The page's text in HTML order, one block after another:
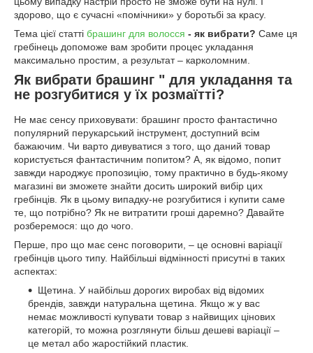
здорово, що є сучасні «помічники» у боротьбі за красу.
Тема цієї статті брашинг для волосся - як вибрати? Саме ця
гребінець допоможе вам зробити процес укладання
максимально простим, а результат – карколомним.
Як вибрати брашинг " для укладання та
не розгубитися у їх розмаїтті?
Не має сенсу приховувати: брашинг просто фантастично
популярний перукарський інструмент, доступний всім
бажаючим. Чи варто дивуватися з того, що даний товар
користується фантастичним попитом? А, як відомо, попит
завжди народжує пропозицію, тому практично в будь-якому
магазині ви зможете знайти досить широкий вибір цих
гребінців. Як в цьому випадку-не розгубитися і купити саме
те, що потрібно? Як не витратити гроші даремно? Давайте
розберемося: що до чого.
Перше, про що має сенс поговорити, – це основні варіації
гребінців цього типу. Найбільші відмінності присутні в таких
аспектах:
Щетина. У найбільш дорогих виробах від відомих
брендів, завжди натуральна щетина. Якщо ж у вас
немає можливості купувати товар з найвищих цінових
категорій, то можна розглянути більш дешеві варіації –
це метал або жаростійкий пластик.